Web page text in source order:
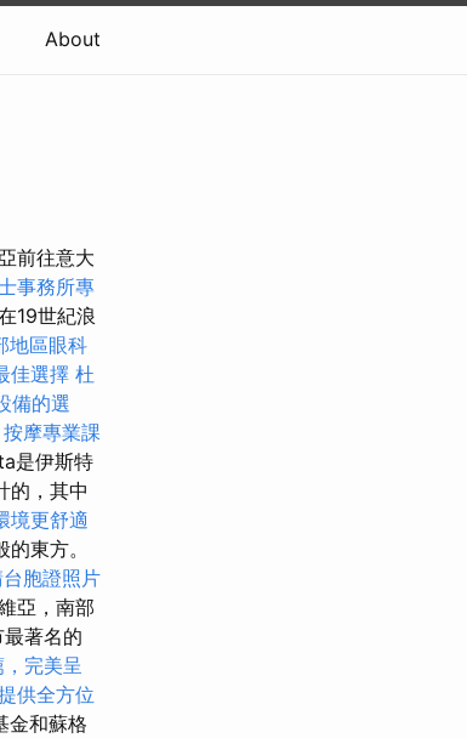
About
前往意大
事務所專
19世紀浪
地區眼科
佳選擇 杜
備的選
按摩專業課
是伊斯特
的，其中
境更舒適
東方。
胞證照片
亞，南部
著名的
完美呈
供全方位
金和蘇格